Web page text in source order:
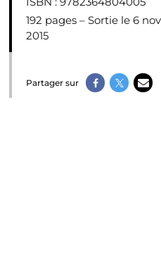
192 pages – Sortie le 6
2015
Partager sur